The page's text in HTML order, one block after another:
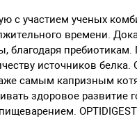
с участием ученых
времени.
благодаря
источников
самым капризным
здоровое развитие